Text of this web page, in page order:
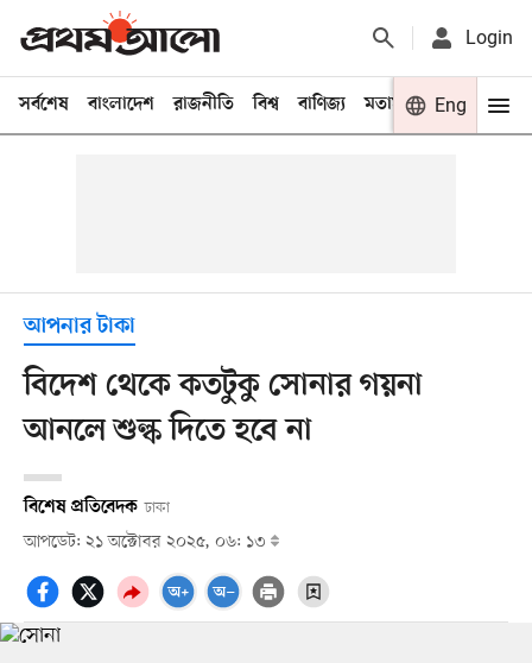
Login
সর্বশেষ বাংলাদেশ রাজনীতি বিশ্ব বাণিজ্য মতামত খেলা
Eng
আপনার টাকা
বিদেশ থেকে কতটুকু সোনার গয়না
আনলে শুল্ক দিতে হবে না
বিশেষ প্রতিবেদক ঢাকা
আপডেট: ২১ অক্টোবর ২০২৫, ০৬: ১৩